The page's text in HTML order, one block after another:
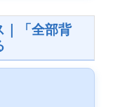
｜「全部背